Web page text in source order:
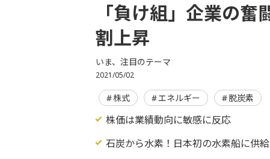
「負け組」企業の
割上昇
いま、注目のテーマ
2021/05/02
株式 エネルギー 脱炭素
株価は業績動向に敏感に反応
石炭から水素！日本初の水素船に供給